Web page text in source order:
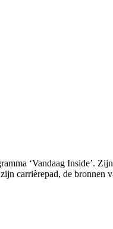
carrièrepad, de bronnen